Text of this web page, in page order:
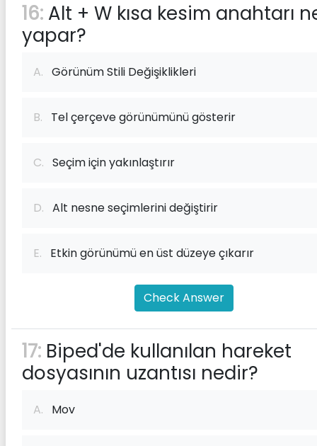
16: Alt + W kısa kesim anahtarı
yapar?
A. Görünüm Stili Değişiklikleri
B. Tel çerçeve görünümünü gösterir
C. Seçim için yakınlaştırır
D. Alt nesne seçimlerini değiştirir
E. Etkin görünümü en üst düzeye çıkarır
Check Answer
17: Biped'de kullanılan hareket
dosyasının uzantısı nedir?
A. Mov